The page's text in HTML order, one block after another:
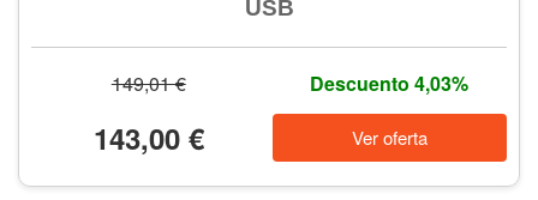
USB
149,01 € Descuento 4,03%
143,00 € Ver oferta